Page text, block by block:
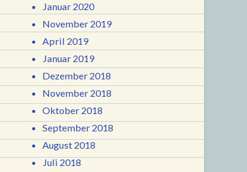
Januar 2020
November 2019
April 2019
Januar 2019
Dezember 2018
November 2018
Oktober 2018
September 2018
August 2018
Juli 2018